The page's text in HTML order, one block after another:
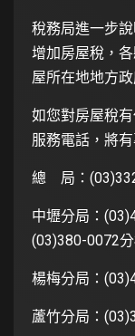
稅務局進一步
增加房屋稅，
屋所在地地方
如您對房屋稅
服務電話，將
總 局：
中壢分局：
(03)380-0072
楊梅分局：
蘆竹分局：